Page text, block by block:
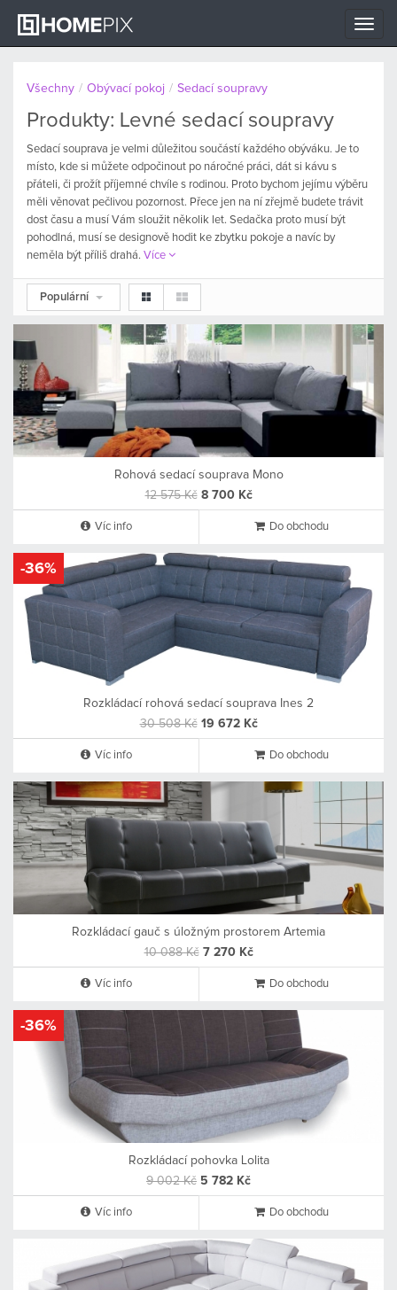
Toggle
Všechny / Obývací pokoj / Sedací soupravy
Produkty: Levné sedací soupravy
Sedací souprava je velmi důležitou součástí každého obýváku. Je to
místo, kde si můžete odpočinout po náročné práci, dát si kávu s
přáteli, či prožít příjemné chvíle s rodinou. Proto bychom jejímu výběru
měli věnovat pečlivou pozornost. Přece jen na ní zřejmě budete trávit
dost času a musí Vám sloužit několik let. Sedačka proto musí být
pohodlná, musí se designově hodit ke zbytku pokoje a navíc by
neměla být příliš drahá. Více
Populární
Rohová sedací souprava Mono
12 575 Kč 8 700 Kč
Víc info Do obchodu
-36%
Rozkládací rohová sedací souprava Ines 2
30 508 Kč 19 672 Kč
Víc info Do obchodu
Rozkládací gauč s úložným prostorem Artemia
10 088 Kč 7 270 Kč
Víc info Do obchodu
-36%
Rozkládací pohovka Lolita
9 002 Kč 5 782 Kč
Víc info Do obchodu